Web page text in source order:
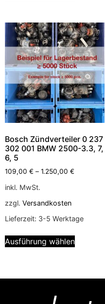
Bosch Zündverteiler 0 237
302 001 BMW 2500-3.3, 7,
6, 5
109,00 € – 1.250,00 €
inkl. MwSt.
zzgl. Versandkosten
Lieferzeit: 3-5 Werktage
Ausführung wählen